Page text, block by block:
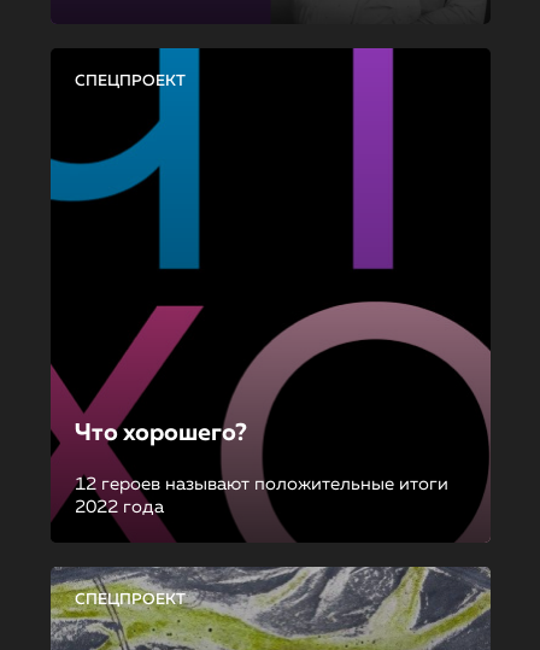
СПЕЦПРОЕКТ
Что хорошего?
12 героев называют положительные итоги
2022 года
СПЕЦПРОЕКТ